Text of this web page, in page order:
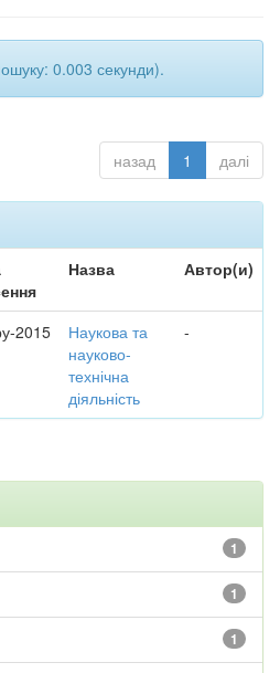
0.003 секунди).
назад 1 далі
Назва Автор(и)
2015
Наукова та
науково-
технічна
діяльність
-
1
1
1